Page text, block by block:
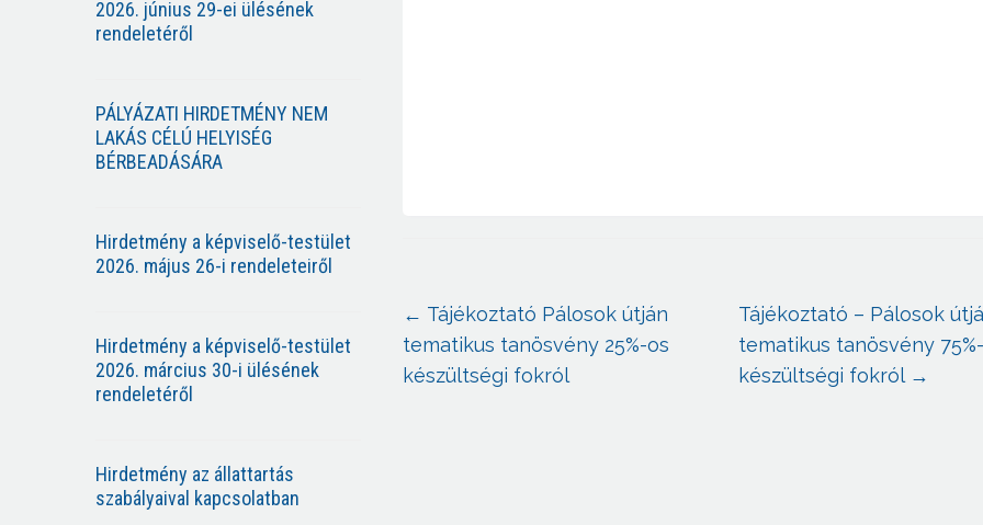
2026. június 29-ei ülésének
rendeletéről
PÁLYÁZATI HIRDETMÉNY NEM
LAKÁS CÉLÚ HELYISÉG
BÉRBEADÁSÁRA
Hirdetmény a képviselő-testület
2026. május 26-i rendeleteiről
Hirdetmény a képviselő-testület
2026. március 30-i ülésének
rendeletéről
Hirdetmény az állattartás
szabályaival kapcsolatban
← Tájékoztató Pálosok útján
tematikus tanösvény 25%-os
készültségi fokról
Tájékoztató – Pálosok
tematikus tanösvény
készültségi fokról →